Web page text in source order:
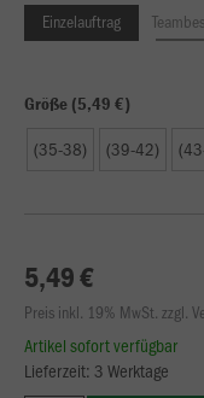
Einzelauftrag
Größe (5,49 €)
(35-38) (39-42)
5,49 €
Preis inkl. 19% MwSt. zzgl.
Artikel sofort verfügbar
Lieferzeit: 3 Werktage